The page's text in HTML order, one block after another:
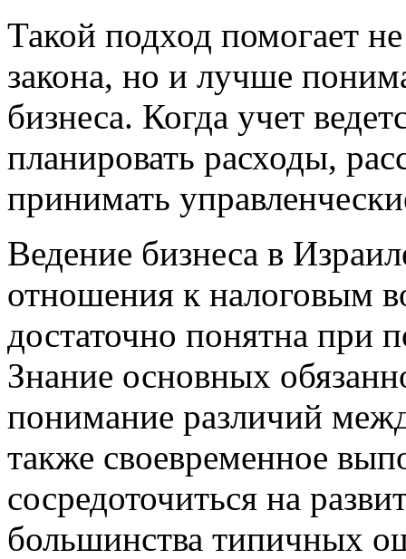
Такой подход помогает
закона, но и лучше
бизнеса. Когда учет
планировать расходы,
принимать
Ведение бизнеса в
отношения к налоговым
достаточно понятна при
Знание основных
понимание различий
также своевременное
сосредоточиться на
большинства типичных